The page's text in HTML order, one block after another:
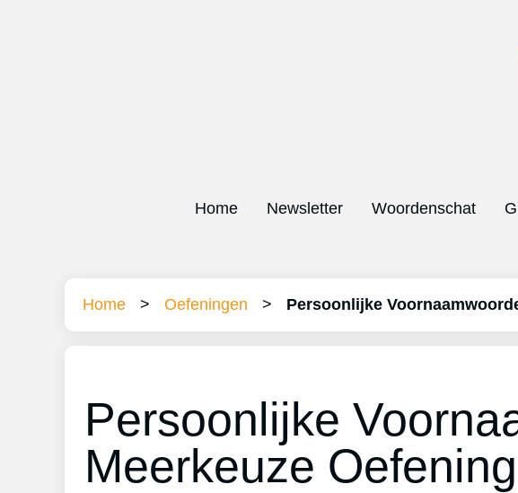
Home Newsletter Woordenschat
Home > Oefeningen > Persoonlijke
Persoonlijke
Meerkeuze